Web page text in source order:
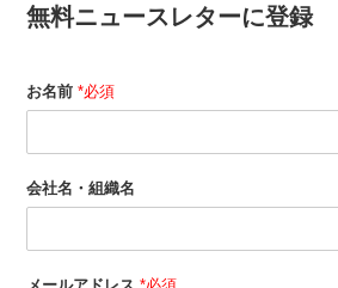
無料ニュースレターに登録
お名前*必須
会社名・組織名